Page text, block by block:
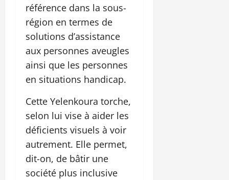
référence dans la sous-
région en termes de
solutions d’assistance
aux personnes aveugles
ainsi que les personnes
en situations handicap.
Cette Yelenkoura torche,
selon lui vise à aider les
déficients visuels à voir
autrement. Elle permet,
dit-on, de bâtir une
société plus inclusive